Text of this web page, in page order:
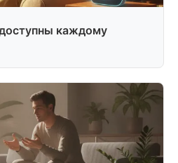
каждому